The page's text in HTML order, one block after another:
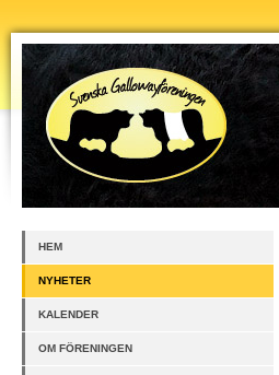
HEM
NYHETER
KALENDER
OM FÖRENINGEN